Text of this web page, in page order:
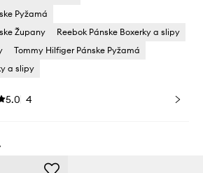
Pyžamá
Župany
Reebok Pánske Boxerky a slipy
Tommy Hilfiger Pánske Pyžamá
a slipy
5.0 4